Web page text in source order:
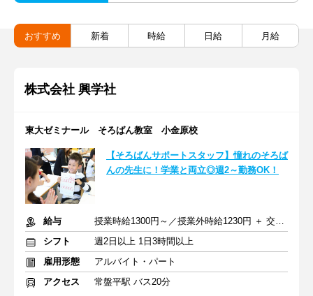
おすすめ 新着 時給 日給 月給
株式会社 興学社
東大ゼミナール そろばん教室 小金原校
【そろばんサポートスタッフ】憧れのそろば
んの先生に！学業と両立◎週2～勤務OK！
給与
授業時給1300円～／授業外時給1230円 ＋ 交通費全額支給
シフト
週2日以上 1日3時間以上
雇用形態
アルバイト・パート
アクセス
常盤平駅 バス20分